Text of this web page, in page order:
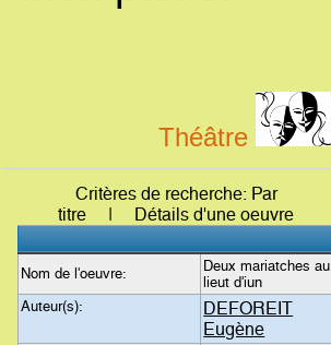
Théâtre
Critères de recherche: Par
titre | Détails d'une oeuvre
Nom de l'oeuvre:
Deux mariatches au
lieut d'iun
Auteur(s):
DEFOREIT
Eugène